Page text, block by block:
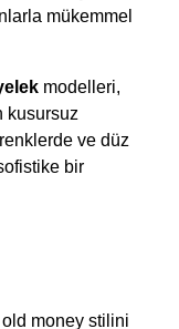
mükemmel
modelleri,
kusursuz
ve düz
bir
money stilini